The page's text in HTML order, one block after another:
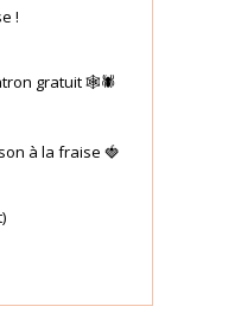
!
gratuit 🕸🕷
à la fraise 🍓